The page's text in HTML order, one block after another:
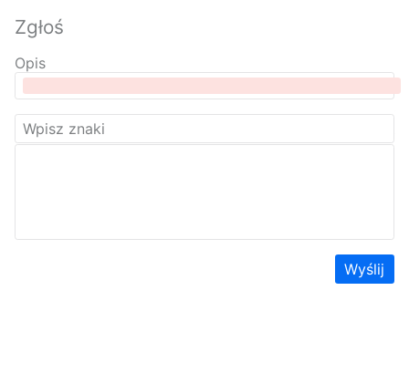
Zgłoś
Opis
Wyślij